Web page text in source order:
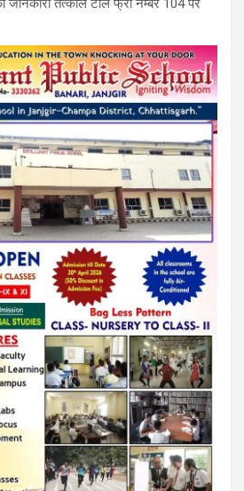
जानकारी तत्काल टोल फ्री नम्बर 104 पर